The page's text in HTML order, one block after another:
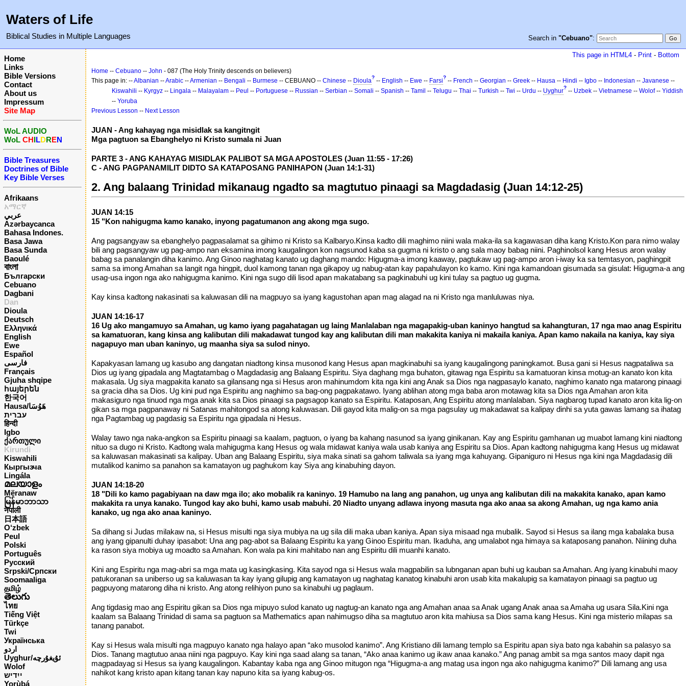
Waters of Life
Biblical Studies in Multiple Languages Search in "Cebuano":
Home
Links
Bible Versions
Contact
About us
Impressum
Site Map
WoL AUDIO
WoL CHILDREN
Bible Treasures
Doctrines of Bible
Key Bible Verses
Afrikaans
አማርኛ
عربي
Azərbaycanca
Bahasa Indones.
Basa Jawa
Basa Sunda
Baoulé
বাংলা
Български
Cebuano
Dagbani
Dan
Dioula
Deutsch
Ελληνικά
English
Ewe
Español
فارسی
Français
Gjuha shqipe
հայերեն
한국어
Hausa/هَوُسَا
עברית
हिन्दी
Igbo
ქართული
Kirundi
Kiswahili
Кыргызча
Lingála
മലയാളം
Mëranaw
မြန်မာဘာသာ
नेपाली
日本語
O‘zbek
Peul
Polski
Português
Русский
Srpski/Српски
Soomaaliga
தமிழ்
తెలుగు
ไทย
Tiếng Việt
Türkçe
Twi
Українська
اردو
Uyghur/ئۇيغۇرچه
Wolof
ייִדיש
Yorùbá
This page in HTML4 - Print - Bottom
Home -- Cebuano -- John - 087 (The Holy Trinity descends on believers)
This page in: --Albanian --Arabic --Armenian -- Bengali -- Burmese -- CEBUANO -- Chinese -- Dioula? -- English -- Ewe -- Farsi? -- French -- Georgian -- Greek -- Hausa -- Hindi -- Igbo -- Indonesian -- Javanese --
Kiswahili -- Kyrgyz -- Lingala -- Malayalam -- Peul -- Portuguese -- Russian -- Serbian -- Somali -- Spanish -- Tamil -- Telugu -- Thai -- Turkish -- Twi -- Urdu -- Uyghur? -- Uzbek -- Vietnamese -- Wolof-- Yiddish
-- Yoruba
Previous Lesson -- Next Lesson
JUAN - Ang kahayag nga misidlak sa kangitngit
Mga pagtuon sa Ebanghelyo ni Kristo sumala ni Juan
PARTE 3 - ANG KAHAYAG MISIDLAK PALIBOT SA MGA APOSTOLES (Juan 11:55 - 17:26)
C - ANG PAGPANAMILIT DIDTO SA KATAPOSANG PANIHAPON (Juan 14:1-31)
2. Ang balaang Trinidad mikanaug ngadto sa magtutuo pinaagi sa Magdadasig (Juan 14:12-25)
JUAN 14:15
15 "Kon nahigugma kamo kanako, inyong pagatumanon ang akong mga sugo.
Ang pagsangyaw sa ebanghelyo pagpasalamat sa gihimo ni Kristo sa Kalbaryo.Kinsa kadto dili maghimo niini wala maka-ila sa kagawasan diha kang Kristo.Kon para nimo walay
bili ang pagsangyaw ug pag-ampo nan eksamina imong kaugalingon kon nagsunod kaba sa gugma ni kristo o ang sala maoy babag niini. Paghinolsol kang Hesus aron walay
babag sa panalangin diha kanimo. Ang Ginoo naghatag kanato ug daghang mando: Higugma-a imong kaaway, pagtukaw ug pag-ampo aron i-iway ka sa temtasyon, paghingpit
sama sa imong Amahan sa langit nga hingpit, duol kamong tanan nga gikapoy ug nabug-atan kay papahulayon ko kamo. Kini nga kamandoan gisumada sa gisulat: Higugma-a ang
usag-usa ingon nga ako nahigugma kanimo. Kini nga sugo dili lisod apan makatabang sa pagkinabuhi ug kini tulay sa pagtuo ug gugma.
Kay kinsa kadtong nakasinati sa kaluwasan dili na magpuyo sa iyang kagustohan apan mag alagad na ni Kristo nga manluluwas niya.
JUAN 14:16-17
16 Ug ako mangamuyo sa Amahan, ug kamo iyang pagahatagan ug laing Manlalaban nga magapakig-uban kaninyo hangtud sa kahangturan, 17 nga mao anag Espiritu
sa kamatuoran, kang kinsa ang kalibutan dili makadawat tungod kay ang kalibutan dili man makakita kaniya ni makaila kaniya. Apan kamo nakaila na kaniya, kay siya
nagapuyo man uban kaninyo, ug maanha siya sa sulod ninyo.
Kapakyasan lamang ug kasubo ang dangatan niadtong kinsa musonod kang Hesus apan magkinabuhi sa iyang kaugalingong paningkamot. Busa gani si Hesus nagpataliwa sa
Dios ug iyang gipadala ang Magtatambag o Magdadasig ang Balaang Espiritu. Siya daghang mga buhaton, gitawag nga Espiritu sa kamatuoran kinsa motug-an kanato kon kita
makasala. Ug siya magpakita kanato sa gilansang nga si Hesus aron mahinumdom kita nga kini ang Anak sa Dios nga nagpasaylo kanato, naghimo kanato nga matarong pinaagi
sa gracia diha sa Dios. Ug kini pud nga Espiritu ang naghimo sa bag-ong pagpakatawo. Iyang ablihan atong mga baba aron motawag kita sa Dios nga Amahan aron kita
makasiguro nga tinuod nga mga anak kita sa Dios pinaagi sa pagsagop kanato sa Espiritu. Kataposan, Ang Espiritu atong manlalaban. Siya nagbarog tupad kanato aron kita lig-on
gikan sa mga pagpanaway ni Satanas mahitongod sa atong kaluwasan. Dili gayod kita malig-on sa mga pagsulay ug makadawat sa kalipay dinhi sa yuta gawas lamang sa ihatag
nga Pagtambag ug pagdasig sa Espiritu nga gipadala ni Hesus.
Walay tawo nga naka-angkon sa Espiritu pinaagi sa kaalam, pagtuon, o iyang ba kahang nasunod sa iyang ginikanan. Kay ang Espiritu gamhanan ug muabot lamang kini niadtong
nituo sa dugo ni Kristo. Kadtong wala mahigugma kang Hesus og wala midawat kaniya wala usab kaniya ang Espiritu sa Dios. Apan kadtong nahigugma kang Hesus ug midawat
sa kaluwasan makasinati sa kalipay. Uban ang Balaang Espiritu, siya maka sinati sa gahom taliwala sa iyang mga kahuyang. Gipaniguro ni Hesus nga kini nga Magdadasig dili
mutalikod kanimo sa panahon sa kamatayon ug paghukom kay Siya ang kinabuhing dayon.
JUAN 14:18-20
18 "Dili ko kamo pagabiyaan na daw mga ilo; ako mobalik ra kaninyo. 19 Hamubo na lang ang panahon, ug unya ang kalibutan dili na makakita kanako, apan kamo
makakita ra unya kanako. Tungod kay ako buhi, kamo usab mabuhi. 20 Niadto unyang adlawa inyong masuta nga ako anaa sa akong Amahan, ug nga kamo ania
kanako, ug nga ako anaa kaninyo.
Sa dihang si Judas milakaw na, si Hesus misulti nga siya mubiya na ug sila dili maka uban kaniya. Apan siya misaad nga mubalik. Sayod si Hesus sa ilang mga kabalaka busa
ang iyang gipanulti duhay ipasabot: Una ang pag-abot sa Balaang Espiritu ka yang Ginoo Espiritu man. Ikaduha, ang umalabot nga himaya sa kataposang panahon. Niining duha
ka rason siya mobiya ug moadto sa Amahan. Kon wala pa kini mahitabo nan ang Espiritu dili muanhi kanato.
Kini ang Espiritu nga mag-abri sa mga mata ug kasingkasing. Kita sayod nga si Hesus wala magpabilin sa lubnganan apan buhi ug kauban sa Amahan. Ang iyang kinabuhi maoy
patukoranan sa uniberso ug sa kaluwasan ta kay iyang gilupig ang kamatayon ug naghatag kanatog kinabuhi aron usab kita makalupig sa kamatayon pinaagi sa pagtuo ug
pagpuyong matarong diha ni kristo. Ang atong relihiyon puno sa kinabuhi ug paglaum.
Ang tigdasig mao ang Espiritu gikan sa Dios nga mipuyo sulod kanato ug nagtug-an kanato nga ang Amahan anaa sa Anak ugang Anak anaa sa Amaha ug usara Sila.Kini nga
kaalam sa Balaang Trinidad di sama sa pagtuon sa Mathematics apan nahimugso diha sa magtutuo aron kita mahiusa sa Dios sama kang Hesus. Kini nga misterio milapas sa
tanang panabot.
Kay si Hesus wala misulti nga magpuyo kanato nga halayo apan “ako musolod kanimo”. Ang Kristiano dili lamang templo sa Espiritu apan siya bato nga kabahin sa palasyo sa
Dios. Tanang magtutuo anaa niini nga pagpuyo. Kay kini nga saad alang sa tanan, “Ako anaa kanimo ug ikaw anaa kanako.” Ang panag ambit sa mga santos maoy dapit nga
magpadayag si Hesus sa iyang kaugalingon. Kabantay kaba nga ang Ginoo mitugon nga “Higugma-a ang matag usa ingon nga ako nahigugma kanimo?” Dili lamang ang usa
nahikot kang kristo apan kitang tanan kay napuno kita sa iyang kabug-os.